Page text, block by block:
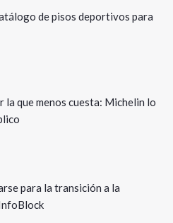
de pisos deportivos para
la que menos cuesta: Michelin lo
para la transición a la